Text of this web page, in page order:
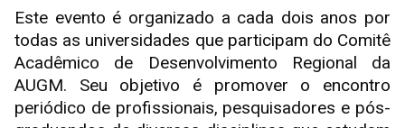
Este evento é organizado a cada dois anos por
todas as universidades que participam do Comitê
Acadêmico de Desenvolvimento Regional da
AUGM. Seu objetivo é promover o encontro
periódico de profissionais, pesquisadores e pós-